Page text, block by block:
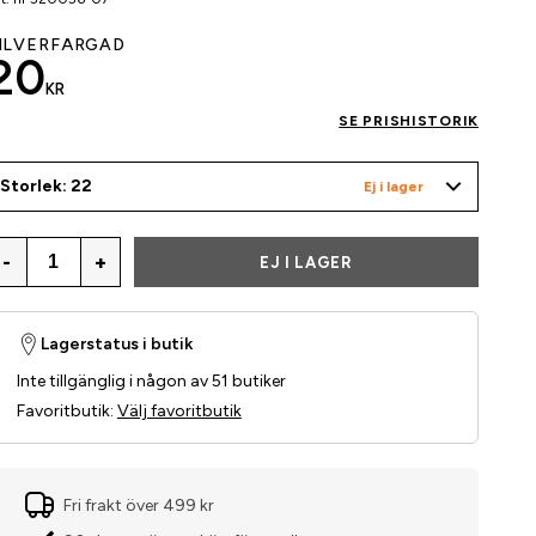
KR
SE PRISHISTORIK
Storlek: 22 Ej i lager
- + EJ I LAGER
Lagerstatus i butik
Inte tillgänglig i någon av 51 butiker
Favoritbutik: Välj favoritbutik
Fri frakt över 499 kr